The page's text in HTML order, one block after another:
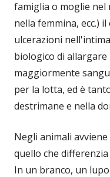
famiglia o moglie nel
nella femmina, ecc.)
ulcerazioni
biologico di
maggiormente
per la lotta, ed è
destrimane e nella
Negli animali avviene
quello che
In un branco, un